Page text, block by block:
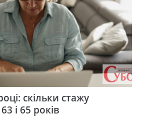
скільки стажу
і 65 років